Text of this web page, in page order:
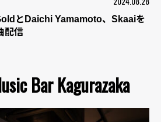
とDaichi Yamamoto、Skaaiを
配信
Bar Kagurazaka